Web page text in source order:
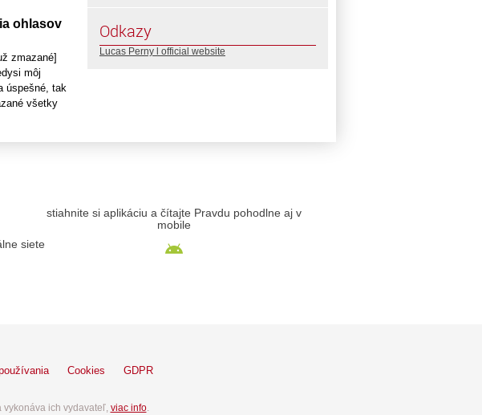
ohlasov
zmazané]
môj
úspešné, tak
všetky
Odkazy
Lucas Perny l official website
siete
stiahnite si aplikáciu a čítajte Pravdu pohodlne aj v
mobile
Cookies GDPR
ich vydavateľ, viac info.